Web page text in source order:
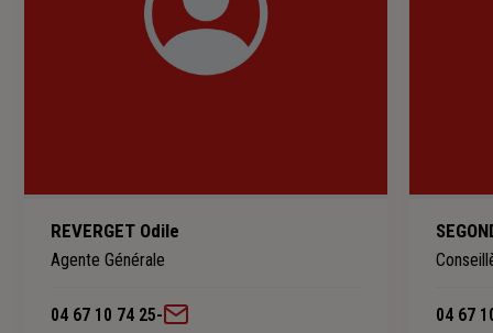
REVERGET Odile
Agente Générale
04 67 10 74 25- 04 67